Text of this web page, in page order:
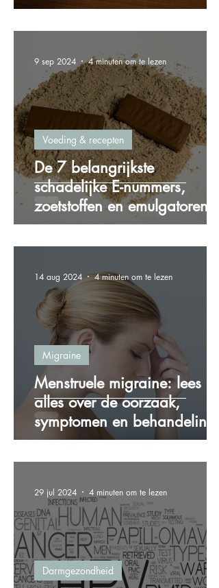
gewichtstoename
De 7 belangrijkste
schadelijke E-nummers,
zoetstoffen en emulgatoren
die je wilt vermijden!
Voeding & recepten
9 sep 2024 4 minuten om te lezen
Menstruele migraine: lees
alles over de oorzaak,
symptomen en behandeling!
Migraine
14 aug 2024 4 minuten om te lezen
Darmgezondheid
29 jul 2024 4 minuten om te lezen